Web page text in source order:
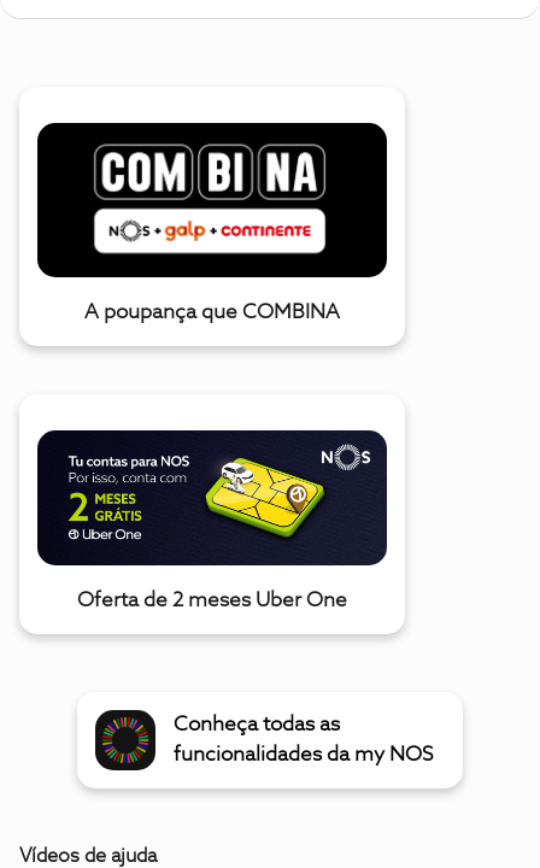
A poupança que COMBINA
Oferta de 2 meses Uber One
Conheça todas as
funcionalidades da my NOS
Vídeos de ajuda